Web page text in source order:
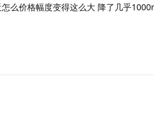
么价格幅度变得这么大 降了几乎